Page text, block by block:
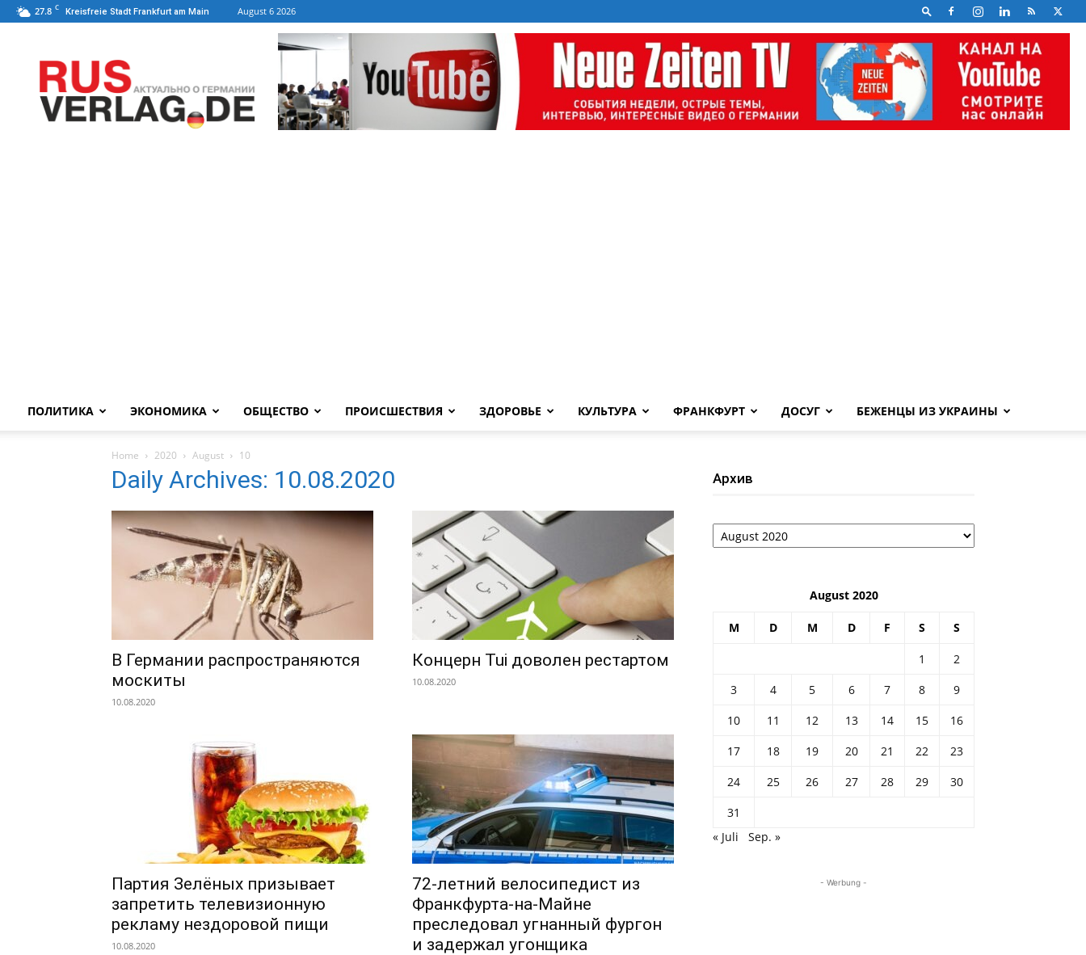
27.8 C Kreisfreie Stadt Frankfurt am Main August 6 2026
ПОЛИТИКА ЭКОНОМИКА ОБЩЕСТВО ПРОИСШЕСТВИЯ ЗДОРОВЬЕ КУЛЬТУРА ФРАНКФУРТ ДОСУГ БЕЖЕНЦЫ ИЗ УКРАИНЫ
Home 2020 August 10
Daily Archives: 10.08.2020
В Германии распространяются
москиты
10.08.2020
Концерн Tui доволен рестартом
10.08.2020
Партия Зелёных призывает
запретить телевизионную
рекламу нездоровой пищи
10.08.2020
72-летний велосипедист из
Франкфурта-на-Майне
преследовал угнанный фургон
и задержал угонщика
Архив
Архив
August 2020
M D M D F S S
1
2
3
4 5 6 7 8
9
10
11 12 13 14 15
16
17
18 19 20 21 22
23
24
25 26 27 28 29
30
31
« Juli
Sep. »
- Werbung -